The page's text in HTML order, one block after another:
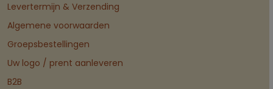
Levertermijn & Verzending
Algemene voorwaarden
Groepsbestellingen
Uw logo / prent aanleveren
B2B